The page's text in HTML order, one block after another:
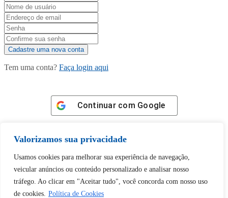
Valorizamos sua privacidade
Usamos cookies para melhorar sua experiência de navegação,
veicular anúncios ou conteúdo personalizado e analisar nosso
tráfego. Ao clicar em "Aceitar tudo", você concorda com nosso uso
de cookies. Política de Cookies
Tem uma conta? Faça login aqui
Continuar com Google
Tem certeza de que deseja
desbloquear esta publicação?